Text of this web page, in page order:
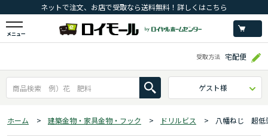
ネットで注文、お店で受取なら送料無料！詳しくはこちら
メニュー
受取方法 宅配便
ゲスト様
ホーム > 建築金物・家具金物・フック > ドリルビス > 八幡ねじ 超低